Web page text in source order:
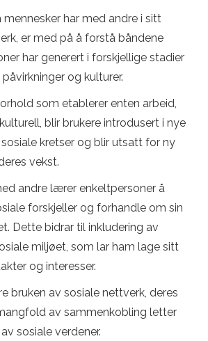
mennesker har med andre i sitt
er med på å forstå båndene
har generert i forskjellige stadier
og kulturer.
som etablerer enten arbeid,
blir brukere introdusert i nye
kretser og blir utsatt for ny
vekst.
andre lærer enkeltpersoner å
forskjeller og forhandle om sin
Dette bidrar til inkludering av
miljøet, som lar ham lage sitt
og interesser.
bruken av sosiale nettverk, deres
av sammenkobling letter
sosiale verdener.